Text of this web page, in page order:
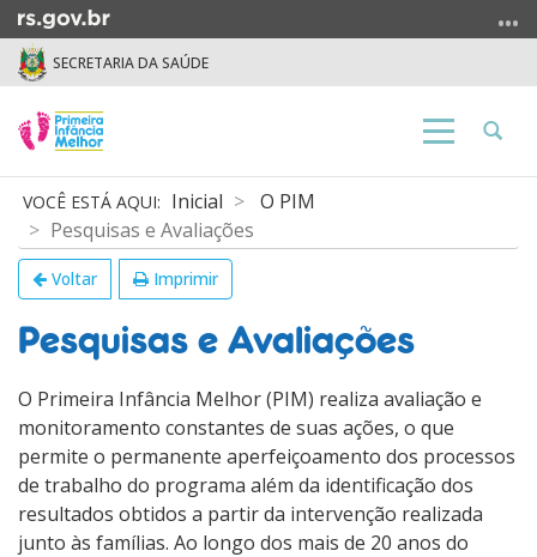
para
para
o
menu
para
busca
SECRETARIA DA SAÚDE
Alterna
Abrir
Início
conteúdo
Inicial
O PIM
Pesquisas e Avaliações
Voltar Imprimir
Pesquisas e Avaliações
O Primeira Infância Melhor (PIM) realiza avaliação e
monitoramento constantes de suas ações, o que
permite o permanente aperfeiçoamento dos processos
de trabalho do programa além da identificação dos
resultados obtidos a partir da intervenção realizada
junto às famílias. Ao longo dos mais de 20 anos do